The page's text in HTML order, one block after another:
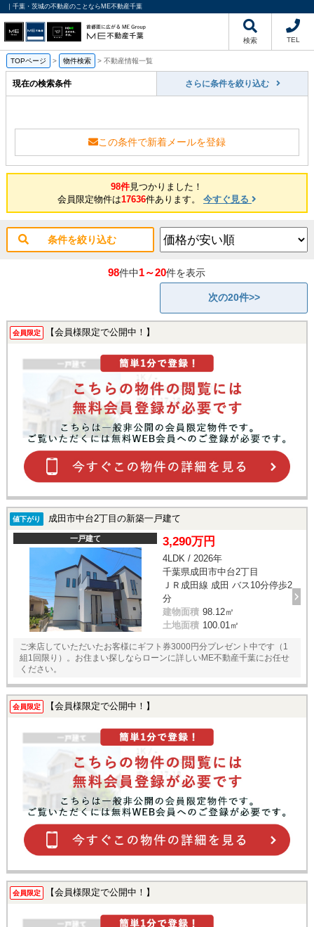
｜千葉・茨城の不動産のことならME不動産千葉
検索 TEL
TOPページ > 物件検索 > 不動産情報一覧
現在の検索条件 さらに条件を絞り込む
この条件で新着メールを登録
98件見つかりました！
会員限定物件は17636件あります。 今すぐ見る
条件を絞り込む
98件中1～20件を表示
次の20件>>
会員限定 【会員様限定で公開中！】
値下がり 成田市中台2丁目の新築一戸建て
一戸建て 3,290万円
4LDK / 2026年
千葉県成田市中台2丁目
ＪＲ成田線 成田 バス10分停歩2
分
建物面積 98.12㎡
土地面積 100.01㎡
ご来店していただいたお客様にギフト券3000円分プレゼント中です（1
組1回限り）。お住まい探しならローンに詳しいME不動産千葉にお任せ
ください。
会員限定 【会員様限定で公開中！】
会員限定 【会員様限定で公開中！】